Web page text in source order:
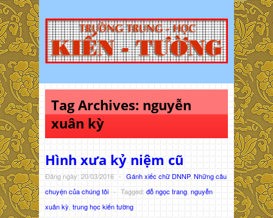
Tag Archives: nguyễn
xuân kỳ
Hình xưa kỷ niệm cũ
Đăng ngày: 20/03/2016 - Gánh xiếc chữ DNNP, Những câu
chuyện của chúng tôi - Tagged: đỗ ngọc trang nguyễn
xuân kỳ trung học kiến tường